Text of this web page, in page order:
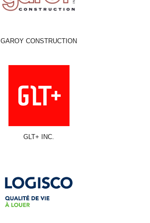
GAROY CONSTRUCTION
GLT+ INC.